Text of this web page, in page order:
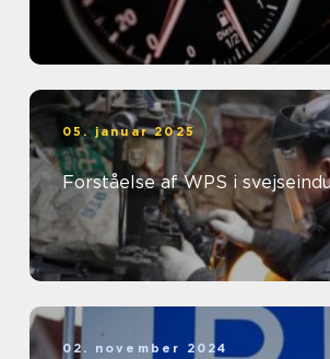
05. januar 2025
Forståelse af WPS i
02. november 2024